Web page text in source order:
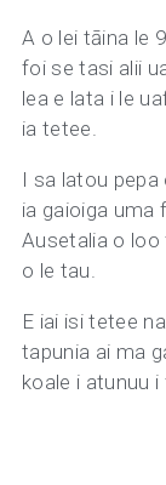
A o lei tāina le
foi se tasi alii
lea e lata i le
ia tetee.
I sa latou
ia gaioiga uma
Ausetalia o loo
o le tau.
E iai isi tetee
tapunia ai ma
koale i atunuu